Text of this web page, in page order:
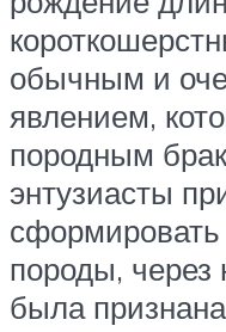
обычным и
явлением,
породным
энтузиасты
сформировать
породы, через
была